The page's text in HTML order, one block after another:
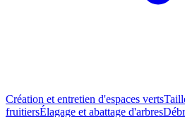
Création et entretien d'espaces verts
fruitiersÉlagage et abattage d'arbres